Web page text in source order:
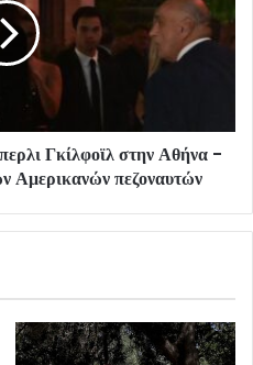
Γκίλφοϊλ στην Αθήνα -
Αμερικανών πεζοναυτών